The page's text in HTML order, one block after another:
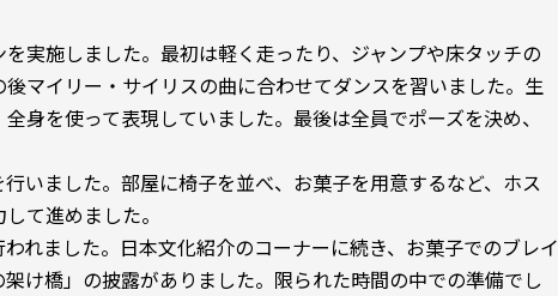
実施しました。最初は軽く走ったり、ジャンプや床タッチの
マイリー・サイリスの曲に合わせてダンスを習いました。生
身を使って表現していました。最後は全員でポーズを決め、
いました。部屋に椅子を並べ、お菓子を用意するなど、ホス
て進めました。
れました。日本文化紹介のコーナーに続き、お菓子でのブレイ
け橋」の披露がありました。限られた時間の中での準備でし